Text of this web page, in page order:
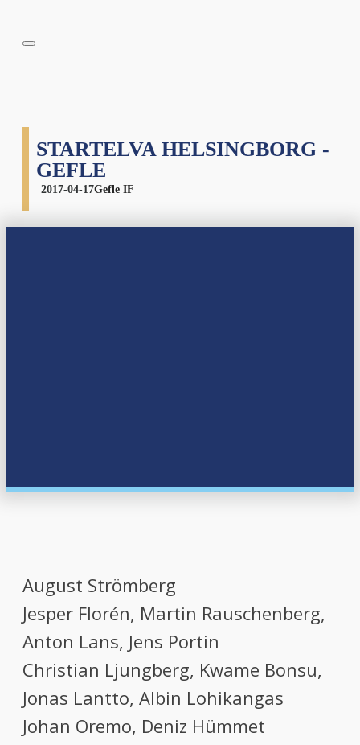
STARTELVA HELSINGBORG -
GEFLE
2017-04-17Gefle IF
August Strömberg
Jesper Florén, Martin Rauschenberg,
Anton Lans, Jens Portin
Christian Ljungberg, Kwame Bonsu,
Jonas Lantto, Albin Lohikangas
Johan Oremo, Deniz Hümmet